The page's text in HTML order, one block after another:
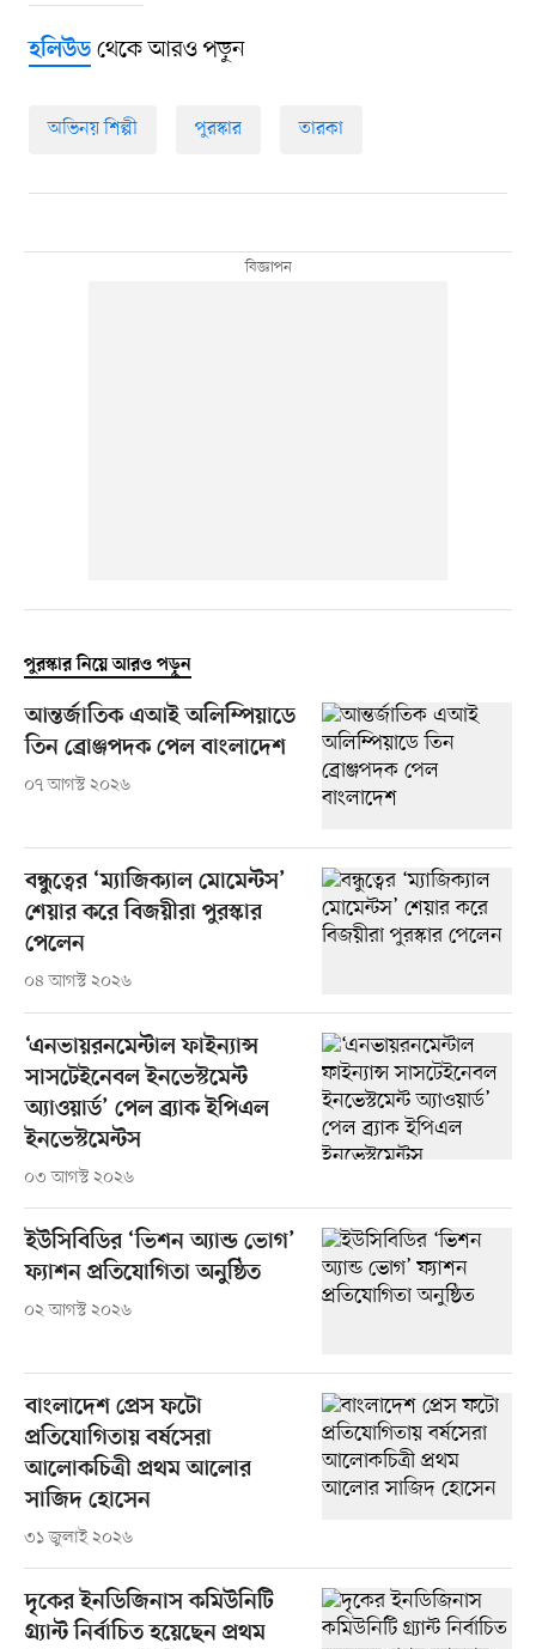
হলিউডথেকে আরও পড়ুন
অভিনয় শিল্পী পুরস্কার তারকা
পুরস্কার নিয়ে আরও পড়ুন
আন্তর্জাতিক এআই অলিম্পিয়াডে
তিন ব্রোঞ্জপদক পেল বাংলাদেশ
০৭ আগস্ট ২০২৬
বন্ধুত্বের ‘ম্যাজিক্যাল মোমেন্টস’
শেয়ার করে বিজয়ীরা পুরস্কার
পেলেন
০৪ আগস্ট ২০২৬
‘এনভায়রনমেন্টাল ফাইন্যান্স
সাসটেইনেবল ইনভেস্টমেন্ট
অ্যাওয়ার্ড’ পেল ব্র্যাক ইপিএল
ইনভেস্টমেন্টস
০৩ আগস্ট ২০২৬
ইউসিবিডির ‘ভিশন অ্যান্ড ভোগ’
ফ্যাশন প্রতিযোগিতা অনুষ্ঠিত
০২ আগস্ট ২০২৬
বাংলাদেশ প্রেস ফটো
প্রতিযোগিতায় বর্ষসেরা
আলোকচিত্রী প্রথম আলোর
সাজিদ হোসেন
৩১ জুলাই ২০২৬
দৃকের ইনডিজিনাস কমিউনিটি
গ্র্যান্ট নির্বাচিত হয়েছেন প্রথম